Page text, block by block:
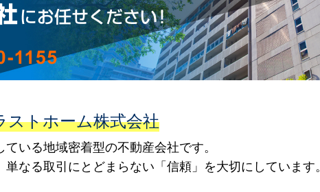
トホーム株式会社
いる地域密着型の不動産会社です。
なる取引にとどまらない「信頼」を大切にしています。